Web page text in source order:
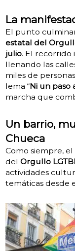
La
El punto
estatal del
julio. El recorrido
llenando las
miles de
lema “Ni un paso
marcha que
Un barrio,
Chueca
Como siempre,
del Orgullo LGTBI
actividades
temáticas desde